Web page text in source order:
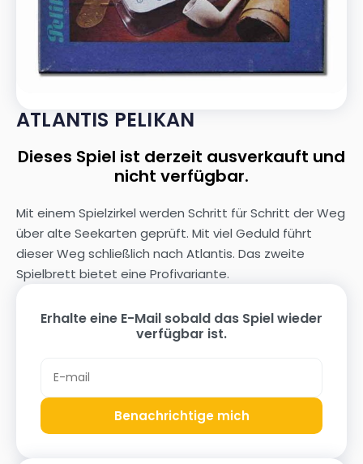
ATLANTIS PELIKAN
Dieses Spiel ist derzeit ausverkauft und
nicht verfügbar.
Mit einem Spielzirkel werden Schritt für Schritt der Weg
über alte Seekarten geprüft. Mit viel Geduld führt
dieser Weg schließlich nach Atlantis. Das zweite
Spielbrett bietet eine Profivariante.
Erhalte eine E-Mail sobald das Spiel wieder
verfügbar ist.
Benachrichtige mich